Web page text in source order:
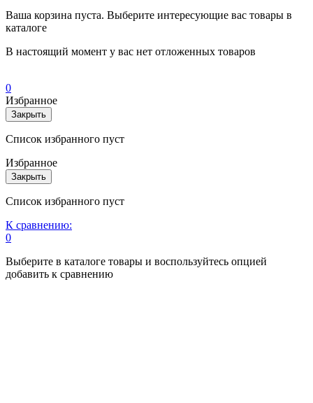
Ваша корзина пуста. Выберите интересующие вас товары в
каталоге
В настоящий момент у вас нет отложенных товаров
0
Избранное
Закрыть
Список избранного пуст
Избранное
Закрыть
Список избранного пуст
К сравнению:
0
Выберите в каталоге товары и воспользуйтесь опцией
добавить к сравнению